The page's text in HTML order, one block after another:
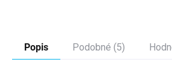
Popis Podobné (5)